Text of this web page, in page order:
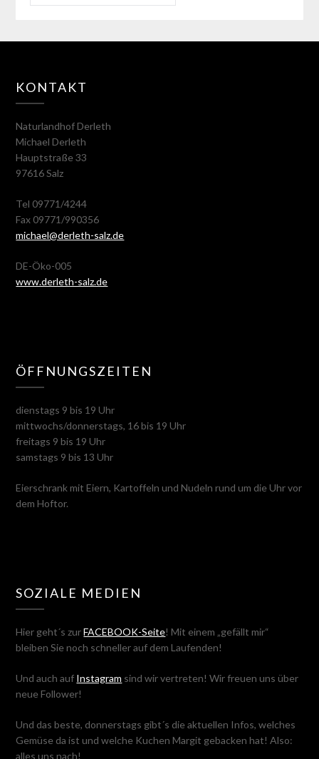
KONTAKT
Naturlandhof Derleth
Michael Derleth
Hauptstraße 33
97616 Salz
Tel 09771/4244
Fax 09771/990356
michael@derleth-salz.de
DE-Öko-005
www.derleth-salz.de
ÖFFNUNGSZEITEN
dienstags 9 bis 19 Uhr
mittwochs/donnerstags, 16 bis 19 Uhr
freitags 9 bis 19 Uhr
samstags 9 bis 13 Uhr
Eierschrank mit Eiern, Kartoffeln und Nudeln rund um die Uhr vor
dem Hoftor.
SOZIALE MEDIEN
Hier geht´s zurFACEBOOK-Seite! Mit einem „gefällt mir“
bleiben Sie noch schneller auf dem Laufenden!
Und auch auf Instagram sind wir vertreten! Wir freuen uns über
neue Follower!
Und das beste, donnerstags gibt´s die aktuellen Infos, welches
Gemüse da ist und welche Kuchen Margit gebacken hat! Also:
alles uns nach!